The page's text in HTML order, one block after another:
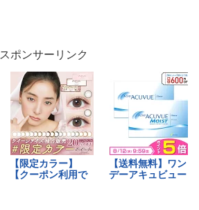
スポンサーリンク